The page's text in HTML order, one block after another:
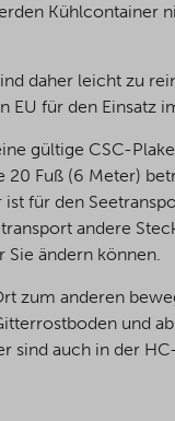
Kühlcontainer
daher leicht zu
für den Einsatz
gültige CSC-
Fuß (6 Meter)
für den
andere
ändern können.
zum anderen
und
auch in der